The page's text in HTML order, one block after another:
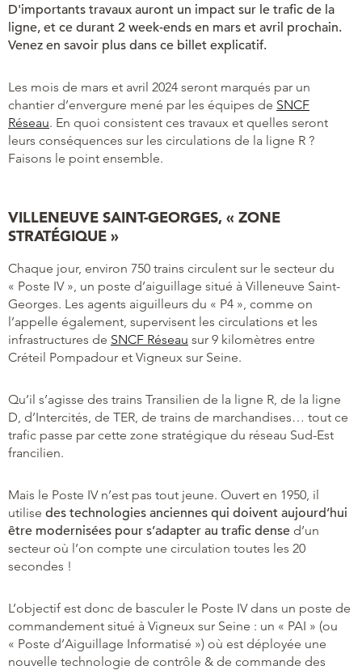
D'importants travaux auront un impact sur le trafic de la
ligne, et ce durant 2 week-ends en mars et avril prochain.
Venez en savoir plus dans ce billet explicatif.
Les mois de mars et avril 2024 seront marqués par un
chantier d’envergure mené par les équipes de SNCF
Réseau. En quoi consistent ces travaux et quelles seront
leurs conséquences sur les circulations de la ligne R ?
Faisons le point ensemble.
VILLENEUVE SAINT-GEORGES, « ZONE
STRATÉGIQUE »
Chaque jour, environ 750 trains circulent sur le secteur du
« Poste IV », un poste d’aiguillage situé à Villeneuve Saint-
Georges. Les agents aiguilleurs du « P4 », comme on
l’appelle également, supervisent les circulations et les
infrastructures de SNCF Réseau sur 9 kilomètres entre
Créteil Pompadour et Vigneux sur Seine.
Qu’il s’agisse des trains Transilien de la ligne R, de la ligne
D, d’Intercités, de TER, de trains de marchandises… tout ce
trafic passe par cette zone stratégique du réseau Sud-Est
francilien.
Mais le Poste IV n’est pas tout jeune. Ouvert en 1950, il
utilise des technologies anciennes qui doivent aujourd’hui
être modernisées pour s’adapter au trafic dense d’un
secteur où l’on compte une circulation toutes les 20
secondes !
L’objectif est donc de basculer le Poste IV dans un poste de
commandement situé à Vigneux sur Seine : un « PAI » (ou
« Poste d’Aiguillage Informatisé ») où est déployée une
nouvelle technologie de contrôle & de commande des